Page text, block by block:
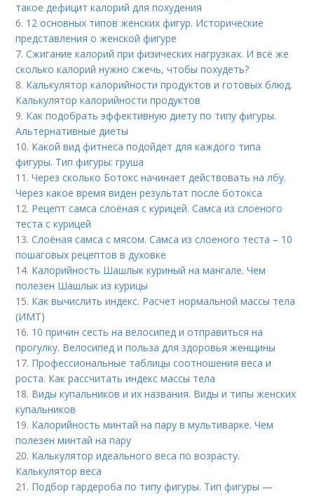
такое дефицит калорий для похудения
6. 12 основных типов женских фигур. Исторические
представления о женской фигуре
7.Сжигание калорий при физических нагрузках. И всё же
сколько калорий нужно сжечь, чтобы похудеть?
8. Калькулятор калорийности продуктов и готовых блюд.
Калькулятор калорийности продуктов
9. Как подобрать эффективную диету по типу фигуры.
Альтернативные диеты
10. Какой вид фитнеса подойдет для каждого типа
фигуры. Тип фигуры: груша
11.Через сколько Ботокс начинает действовать на лбу.
Через какое время виден результат после ботокса
12. Рецепт самса слоёная с курицей. Самса из слоеного
теста с курицей
13.Слоёная самса с мясом. Самса из слоеного теста – 10
пошаговых рецептов в духовке
14. Калорийность Шашлык куриный на мангале. Чем
полезен Шашлык из курицы
15. Как вычислить индекс. Расчет нормальной массы тела
(ИМТ)
16. 10 причин сесть на велосипед и отправиться на
прогулку. Велосипед и польза для здоровья женщины
17. Профессиональные таблицы соотношения веса и
роста. Как рассчитать индекс массы тела
18. Виды купальников и их названия. Виды и типы женских
купальников
19. Калорийность минтай на пару в мультиварке. Чем
полезен минтай на пару
20. Калькулятор идеального веса по возрасту.
Калькулятор веса
21. Подбор гардероба по типу фигуры. Тип фигуры —